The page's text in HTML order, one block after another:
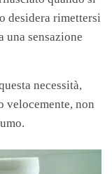
desidera rimettersi
una sensazione
necessità,
velocemente, non